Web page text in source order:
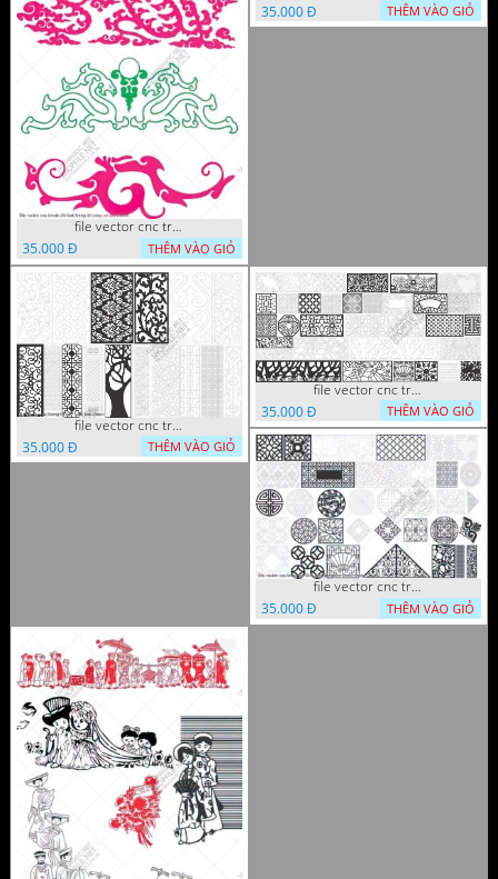
file vector cnc tranh chi tiet trang tri rong co cnc
35.000 Đ
THÊM VÀO GIỎ
35.000 Đ
THÊM VÀO GIỎ
file vector cnc trang tri tranh du loai
35.000 Đ
THÊM VÀO GIỎ
file vector cnc trang tri tranh decor
35.000 Đ
THÊM VÀO GIỎ
file vector cnc trang tri khoi tron tru nghe thuat
35.000 Đ
THÊM VÀO GIỎ